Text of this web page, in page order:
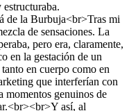
de la Burbuja<br>Tras mi
de sensaciones. La
pero era, claramente,
en la gestación de un
en cuerpo como en
que interferían con
momentos genuinos de
así, al